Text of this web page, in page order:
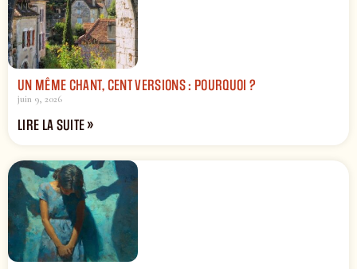
UN MÊME CHANT, CENT VERSIONS : POURQUOI ?
juin 9, 2026
LIRE LA SUITE »